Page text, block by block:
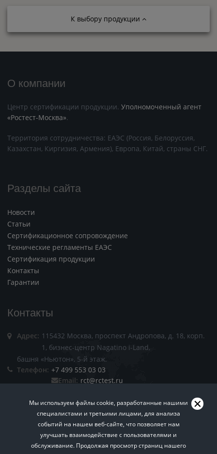
Мы используем файлы cookie, разработанные нашими
специалистами и третьими лицами, для анализа
событий на нашем веб-сайте, что позволяет нам
улучшать взаимодействие с пользователями и
обслуживание. Продолжая просмотр страниц нашего
К выбору продукции
О компании
Центр сертификации продукции. Уполномоченный агент
«Ростест-Москва».
Территория сотрудничества: ЕАЭС (Россия, Белоруссия,
Казахстан, Киргизия, Армения), Европа, Китай, страны СНГ.
Разделы сайта
Новости
Статьи
Сертификационное сопровождение
Технические регламенты ЕАЭС
Сертификация продукции
Контакты
Гарантии
Контакты
Адрес: 115432 Москва, проспект Андропова, д. 18, корп.
1, бизнес-центр Nagatino i-Land,
башня «Ньютон», 5-й этаж.
Телефон: +7 499 553 03 03
Email: rct@rctest.ru
Пользовательское соглашение. Политика